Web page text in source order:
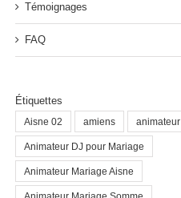
Témoignages
FAQ
Étiquettes
Aisne 02 amiens animateur
Animateur DJ pour Mariage
Animateur Mariage Aisne